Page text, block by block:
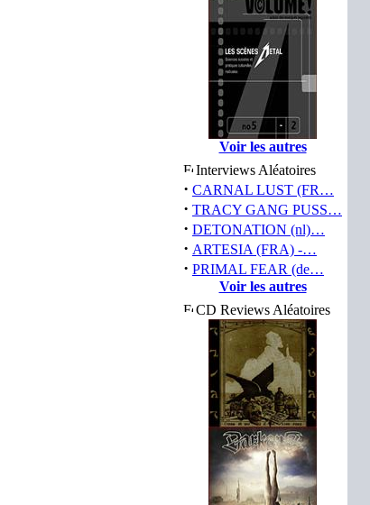
Voir les autres
Interviews Aléatoires
· CARNAL LUST (FR…
· TRACY GANG PUSS…
· DETONATION (nl)…
· ARTESIA (FRA) -…
· PRIMAL FEAR (de…
Voir les autres
CD Reviews Aléatoires